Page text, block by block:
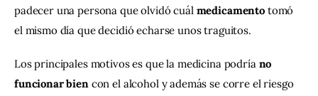
padecer una persona que olvidó cuál medicamento tomó
el mismo día que decidió echarse unos traguitos.
Los principales motivos es que la medicina podría no
funcionar bien con el alcohol y además se corre el riesgo